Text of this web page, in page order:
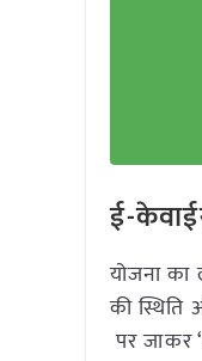
ई-
योजना
की
पर जाकर